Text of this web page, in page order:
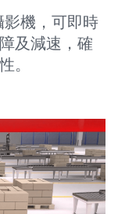
影機，可即時
及減速，確
。